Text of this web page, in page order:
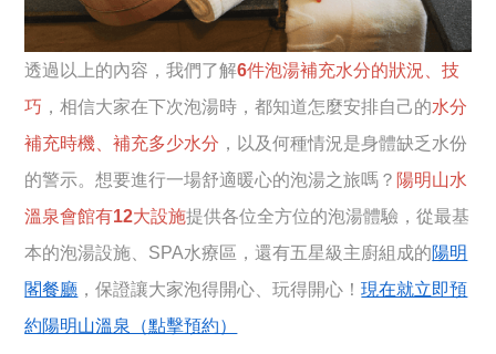
透過以上的內容，我們了解6件泡湯補充水分的狀況、技
巧 ，相信大家在下次泡湯時，都知道怎麼安排自己的水分
補充時機、補充多少水分 ，以及何種情況是身體缺乏水份
的警示。想要進行一場舒適暖心的泡湯之旅嗎？ 陽明山水
溫泉會館有12大設施提供各位全方位的泡湯體驗，從最基
本的泡湯設施、SPA水療區，還有五星級主廚組成的陽明
閣餐廳 ，保證讓大家泡得開心、玩得開心！現在就立即預
約陽明山溫泉（點擊預約）